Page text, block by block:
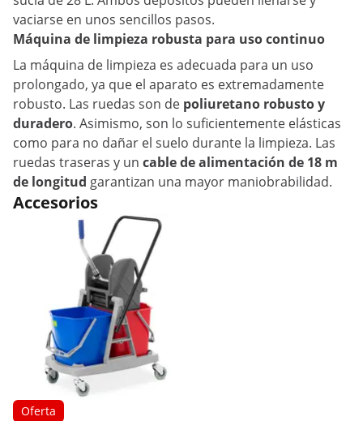
vaciarse en unos sencillos pasos.
Máquina de limpieza robusta para uso continuo
La máquina de limpieza es adecuada para un uso
prolongado, ya que el aparato es extremadamente
robusto. Las ruedas son de poliuretano robusto y
duradero. Asimismo, son lo suficientemente elásticas
como para no dañar el suelo durante la limpieza. Las
ruedas traseras y un cable de alimentación de 18 m
de longitud garantizan una mayor maniobrabilidad.
Accesorios
Oferta